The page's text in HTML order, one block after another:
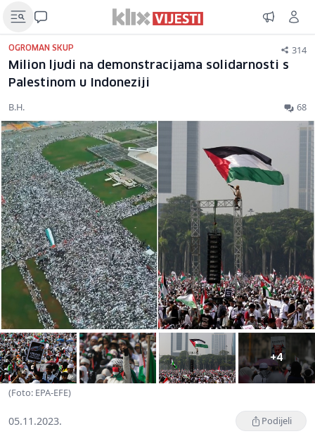
OGROMAN SKUP 314
Milion ljudi na demonstracijama solidarnosti s
Palestinom u Indoneziji
B.H. 68
+4
(Foto: EPA-EFE)
05.11.2023. Podijeli